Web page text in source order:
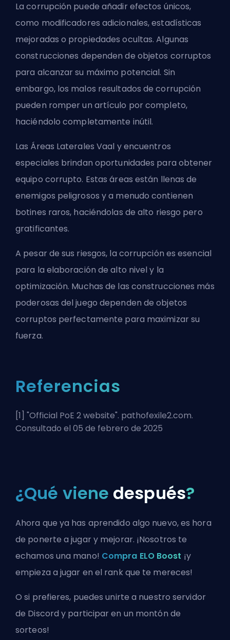
La corrupción puede añadir efectos únicos,
como modificadores adicionales, estadísticas
mejoradas o propiedades ocultas.Algunas
construcciones dependen de objetos corruptos
para alcanzar su máximo potencial. Sin
embargo, los malos resultados de corrupción
pueden romper un artículo por completo,
haciéndolo completamente inútil.
Las Áreas Laterales Vaal y encuentros
especiales brindan oportunidades para obtener
equipo corrupto. Estas áreas están llenas de
enemigos peligrosos y a menudo contienen
botines raros, haciéndolas de alto riesgo pero
gratificantes.
A pesar de sus riesgos, la corrupción es esencial
para la elaboración de alto nivel y la
optimización. Muchas de las construcciones más
poderosas del juego dependen de objetos
corruptos perfectamente para maximizar su
fuerza.
Referencias
[1] "Official PoE 2 website". pathofexile2.com.
Consultado el 05 de febrero de 2025
¿Qué viene después?
Ahora que ya has aprendido algo nuevo, es hora
de ponerte a jugar y mejorar. ¡Nosotros te
echamos una mano! Compra ELO Boost ¡y
empieza a jugar en el rank que te mereces!
O si prefieres, puedesunirte a nuestro servidor
de Discord y participar en un montón de
sorteos!